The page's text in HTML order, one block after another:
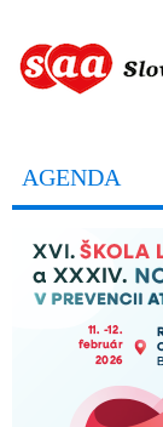
AGENDA